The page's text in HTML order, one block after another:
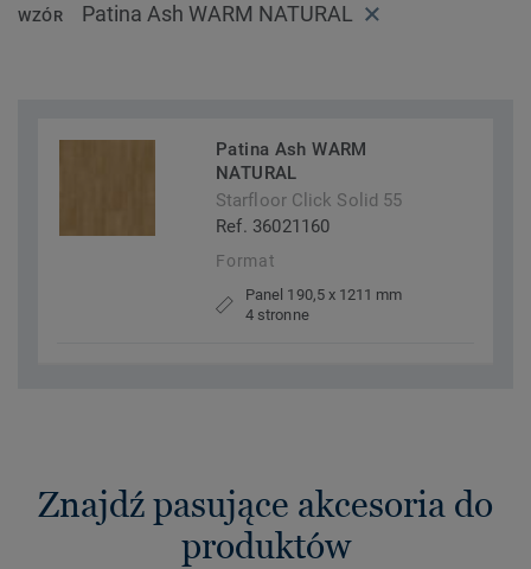
WZÓR Patina Ash WARM NATURAL
Patina Ash WARM
NATURAL
Starfloor Click Solid 55
Ref. 36021160
Format
Panel 190,5 x 1211 mm
4 stronne
Znajdź pasujące akcesoria do
produktów